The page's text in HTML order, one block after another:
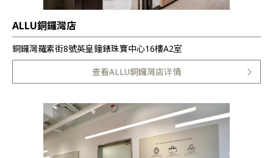
ALLU銅鑼灣店
銅鑼灣羅素街8號英皇鐘錶珠寶中心16樓A2室
查看ALLU銅鑼灣店详情